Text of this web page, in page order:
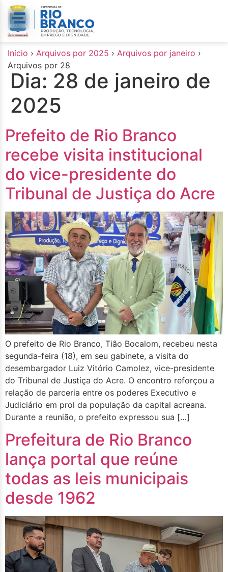
conteúdo
Início › Arquivos por 2025 › Arquivos por janeiro ›
Arquivos por 28
Dia: 28 de janeiro de
2025
Prefeito de Rio Branco
recebe visita institucional
do vice-presidente do
Tribunal de Justiça do Acre
O prefeito de Rio Branco, Tião Bocalom, recebeu nesta
segunda-feira (18), em seu gabinete, a visita do
desembargador Luiz Vitório Camolez, vice-presidente
do Tribunal de Justiça do Acre. O encontro reforçou a
relação de parceria entre os poderes Executivo e
Judiciário em prol da população da capital acreana.
Durante a reunião, o prefeito expressou sua […]
Prefeitura de Rio Branco
lança portal que reúne
todas as leis municipais
desde 1962